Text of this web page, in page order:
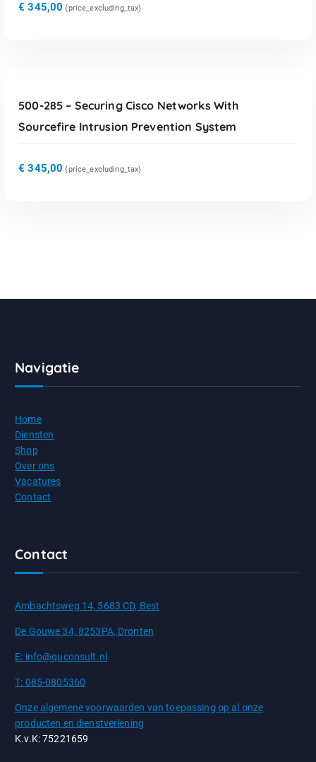
€ 345,00 {price_excluding_tax)
500-285 – Securing Cisco Networks With
Sourcefire Intrusion Prevention System
€ 345,00 {price_excluding_tax)
Navigatie
Home
Diensten
Shop
Over ons
Vacatures
Contact
Contact
Ambachtsweg 14, 5683 CD, Best
De Gouwe 34, 8253PA, Dronten
E: info@quconsult.nl
T: 085-0805360
Onze algemene voorwaarden van toepassing op al onze
producten en dienstverlening
K.v.K: 75221659